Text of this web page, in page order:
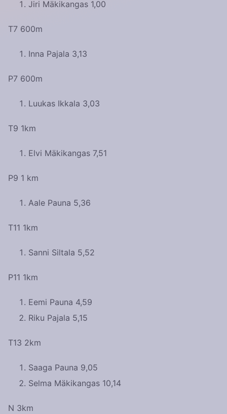
Jiri Mäkikangas 1,00
T7 600m
Inna Pajala 3,13
P7 600m
Luukas Ikkala 3,03
T9 1km
Elvi Mäkikangas 7,51
P9 1 km
Aale Pauna 5,36
T11 1km
Sanni Siltala 5,52
P11 1km
Eemi Pauna 4,59
Riku Pajala 5,15
T13 2km
Saaga Pauna 9,05
Selma Mäkikangas 10,14
N 3km